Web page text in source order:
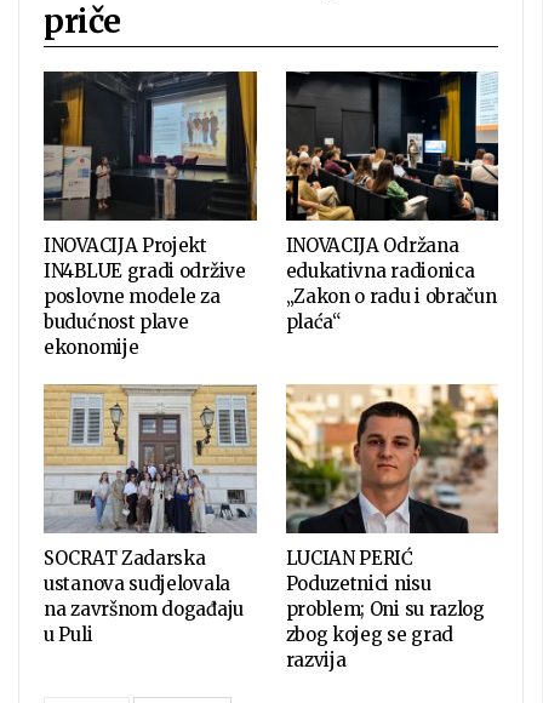
priče
INOVACIJA Projekt
IN4BLUE gradi održive
poslovne modele za
budućnost plave
ekonomije
INOVACIJA Održana
edukativna radionica
„Zakon o radu i obračun
plaća“
SOCRAT Zadarska
ustanova sudjelovala
na završnom događaju
u Puli
LUCIAN PERIĆ
Poduzetnici nisu
problem; Oni su razlog
zbog kojeg se grad
razvija